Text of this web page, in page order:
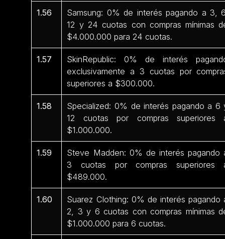
1.56
Samsung: 0% de interés pagando a 3,
12 y 24 cuotas con compras mínimas
$4.000.000 para 24 cuotas.
1.57
SkinRepublic: 0% de interés
exclusivamente a 3 cuotas por
superiores a $300.000.
1.58
Specialized: 0% de interés pagando a 6
12 cuotas por compras superiores
$1.000.000.
1.59
Steve Madden: 0% de interés pagando
3 cuotas por compras superiores
$489.000.
1.60
Suarez Clothing: 0% de interés pagando
2, 3 y 6 cuotas con compras mínimas
$1.000.000 para 6 cuotas.